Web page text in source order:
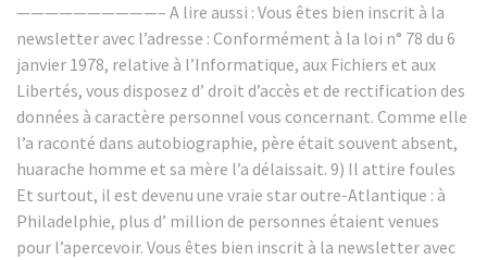
——————————– A lire aussi : Vous êtes bien inscrit à la
newsletter avec l’adresse : Conformément à la loi n° 78 du 6
janvier 1978, relative à l’Informatique, aux Fichiers et aux
Libertés, vous disposez d’ droit d’accès et de rectification des
données à caractère personnel vous concernant. Comme elle
l’a raconté dans autobiographie, père était souvent absent,
huarache homme et sa mère l’a délaissait. 9) Il attire foules
Et surtout, il est devenu une vraie star outre-Atlantique : à
Philadelphie, plus d’ million de personnes étaient venues
pour l’apercevoir. Vous êtes bien inscrit à la newsletter avec